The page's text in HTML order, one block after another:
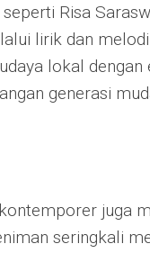
Risa
lirik dan
lokal
generasi
juga
seringkali